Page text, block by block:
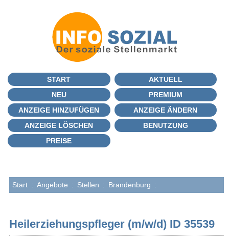
START
AKTUELL
NEU
PREMIUM
ANZEIGE HINZUFÜGEN
ANZEIGE ÄNDERN
ANZEIGE LÖSCHEN
BENUTZUNG
PREISE
Start : Angebote : Stellen : Brandenburg :
Heilerziehungspfleger (m/w/d) ID 35539